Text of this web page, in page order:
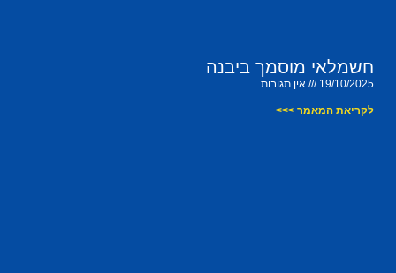
חשמלאי מוסמך ביבנה
19/10/2025 אין תגובות
לקריאת המאמר >>>